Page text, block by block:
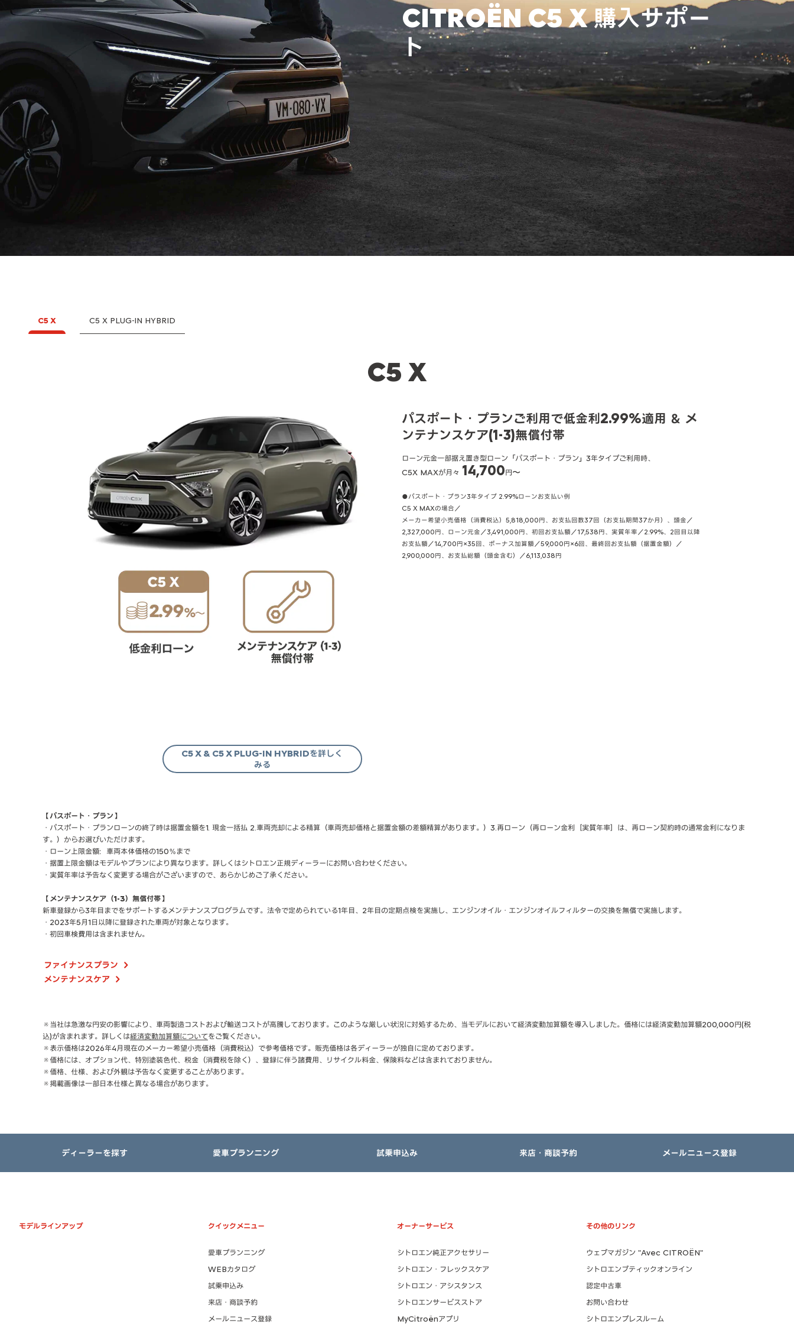
CITROËN C5 X 購入サポー
ト
C5 X C5 X PLUG-IN HYBRID
C5 X
パスポート・プランご利用で低金利2.99%適用 ＆ メ
ンテナンスケア(1-3)無償付帯
ローン元金一部据え置き型ローン「パスポート・プラン」3年タイプご利用時、
C5X MAXが月々 14,700円〜
●パスポート・プラン3年タイプ 2.99%ローンお支払い例
C5 X MAXの場合／
メーカー希望小売価格（消費税込）5,818,000円、お支払回数37回（お支払期間37か月）、頭金／
2,327,000円、ローン元金／3,491,000円、初回お支払額／17,538円、実質年率／2.99%、2回目以降
お支払額／14,700円×35回、ボーナス加算額／59,000円×6回、最終回お支払額（据置金額）／
2,900,000円、お支払総額（頭金含む）／6,113,038円
C5 X & C5 X PLUG-IN HYBRIDを詳しく
みる
【パスポート・プラン】
・パスポート・プランローンの終了時は据置金額を1. 現金一括払 2.車両売却による精算（車両売却価格と据置金額の差額精算があります。）3.再ローン（再ローン金利［実質年率］は、再ローン契約時の通常金利になりま
す。）からお選びいただけます。
・ローン上限金額：車両本体価格の150％まで
・据置上限金額はモデルやプランにより異なります。詳しくはシトロエン正規ディーラーにお問い合わせください。
・実質年率は予告なく変更する場合がございますので、あらかじめご了承ください。
【メンテナンスケア（1-3）無償付帯】
新車登録から3年目までをサポートするメンテナンスプログラムです。法令で定められている1年目、2年目の定期点検を実施し、エンジンオイル・エンジンオイルフィルターの交換を無償で実施します。
・2023年5月1日以降に登録された車両が対象となります。
・初回車検費用は含まれません。
ファイナンスプラン
メンテナンスケア
※当社は急激な円安の影響により、車両製造コストおよび輸送コストが高騰しております。このような厳しい状況に対処するため、当モデルにおいて経済変動加算額を導入しました。価格には経済変動加算額200,000円(税
込)が含まれます。詳しくは経済変動加算額についてをご覧ください。
※表示価格は2026年4月現在のメーカー希望小売価格（消費税込）で参考価格です。販売価格は各ディーラーが独自に定めております。
※価格には、オプション代、特別塗装色代、税金（消費税を除く）、登録に伴う諸費用、リサイクル料金、保険料などは含まれておりません。
※価格、仕様、および外観は予告なく変更することがあります。
※掲載画像は一部日本仕様と異なる場合があります。
ディーラーを探す 愛車プランニング 試乗申込み 来店・商談予約 メールニュース登録
モデルラインアップ クイックメニュー
愛車プランニング
WEBカタログ
試乗申込み
来店・商談予約
メールニュース登録
オーナーサービス
シトロエン純正アクセサリー
シトロエン・フレックスケア
シトロエン・アシスタンス
シトロエンサービスストア
MyCitroënアプリ
その他のリンク
ウェブマガジン "Avec CITROËN"
シトロエンブティックオンライン
認定中古車
お問い合わせ
シトロエンプレスルーム